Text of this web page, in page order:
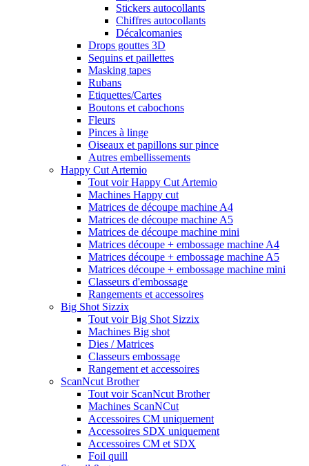
Stickers autocollants
Chiffres autocollants
Décalcomanies
Drops gouttes 3D
Sequins et paillettes
Masking tapes
Rubans
Etiquettes/Cartes
Boutons et cabochons
Fleurs
Pinces à linge
Oiseaux et papillons sur pince
Autres embellissements
Happy Cut Artemio
Tout voir Happy Cut Artemio
Machines Happy cut
Matrices de découpe machine A4
Matrices de découpe machine A5
Matrices de découpe machine mini
Matrices découpe + embossage machine A4
Matrices découpe + embossage machine A5
Matrices découpe + embossage machine mini
Classeurs d'embossage
Rangements et accessoires
Big Shot Sizzix
Tout voir Big Shot Sizzix
Machines Big shot
Dies / Matrices
Classeurs embossage
Rangement et accessoires
ScanNcut Brother
Tout voir ScanNcut Brother
Machines ScanNCut
Accessoires CM uniquement
Accessoires SDX uniquement
Accessoires CM et SDX
Foil quill